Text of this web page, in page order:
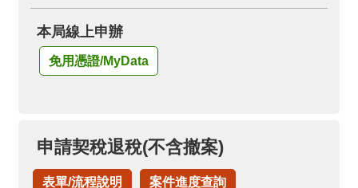
本局線上申辦
免用憑證/MyData
申請契稅退稅(不含撤案)
表單/流程說明 案件進度查詢